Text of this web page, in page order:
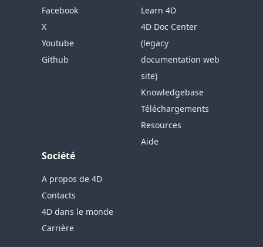
Facebook
X
Youtube
Github
Learn 4D
4D Doc Center
(legacy
documentation web
site)
Knowledgebase
Téléchargements
Resources
Aide
Société
A propos de 4D
Contacts
4D dans le monde
Carrière